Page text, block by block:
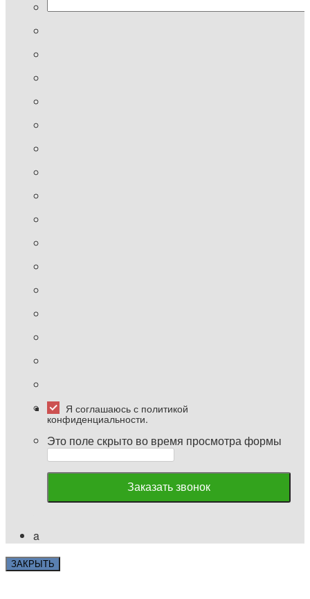
Я соглашаюсь с политикой
конфиденциальности.
Это поле скрыто во время просмотра формы
a
ЗАКРЫТЬ